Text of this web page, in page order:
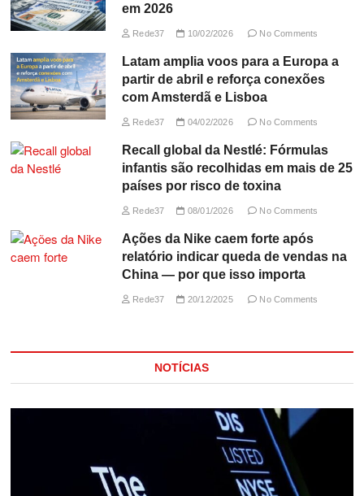
em 2026
Rede37 10/02/2026 No Comments
Latam amplia voos para a Europa a
partir de abril e reforça conexões
com Amsterdã e Lisboa
Rede37 04/02/2026 No Comments
Recall global da Nestlé: Fórmulas
infantis são recolhidas em mais de 25
países por risco de toxina
Rede37 08/01/2026 No Comments
Ações da Nike caem forte após
relatório indicar queda de vendas na
China — por que isso importa
Rede37 20/12/2025 No Comments
NOTÍCIAS